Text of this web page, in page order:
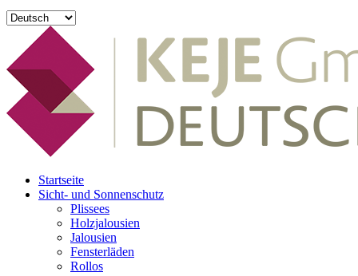
Startseite
Sicht- und Sonnenschutz
Plissees
Holzjalousien
Jalousien
Fensterläden
Rollos